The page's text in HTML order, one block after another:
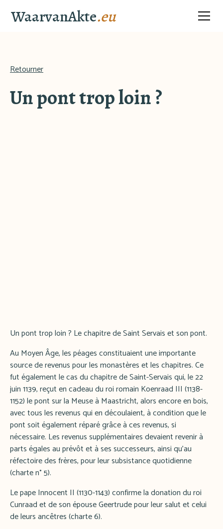
WaarvanAkte.eu
Retourner
Un pont trop loin ?
Un pont trop loin ? Le chapitre de Saint Servais et son pont.
Au Moyen Âge, les péages constituaient une importante
source de revenus pour les monastères et les chapitres. Ce
fut également le cas du chapitre de Saint-Servais qui, le 22
juin 1139, reçut en cadeau du roi romain Koenraad III (1138-
1152) le pont sur la Meuse à Maastricht, alors encore en bois,
avec tous les revenus qui en découlaient, à condition que le
pont soit également réparé grâce à ces revenus, si
nécessaire. Les revenus supplémentaires devaient revenir à
parts égales au prévôt et à ses successeurs, ainsi qu'au
réfectoire des frères, pour leur subsistance quotidienne
(charte n° 5).
Le pape Innocent II (1130-1143) confirme la donation du roi
Cunraad et de son épouse Geertrude pour leur salut et celui
de leurs ancêtres (charte 6).